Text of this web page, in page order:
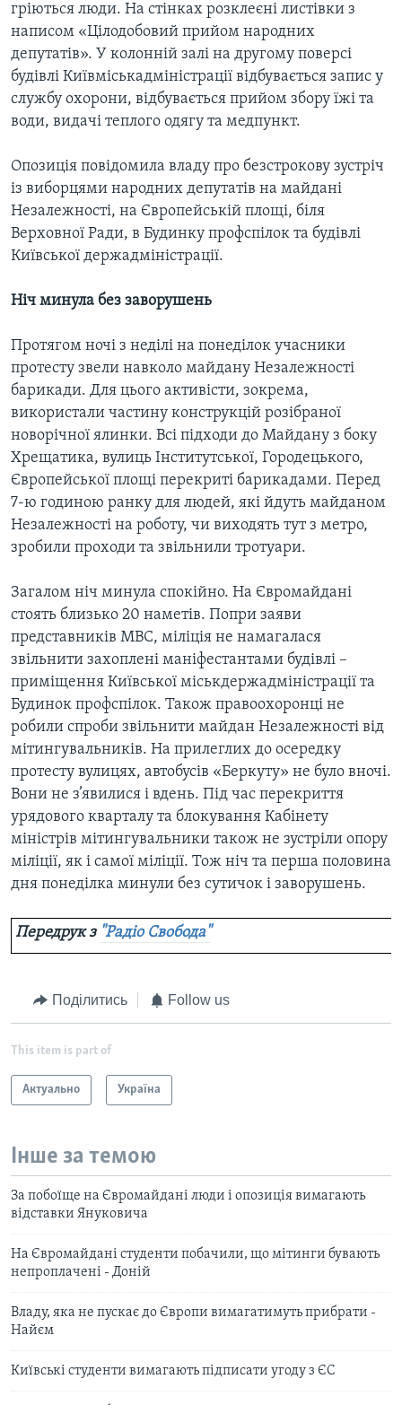
гріються люди. На стінках розклеєні листівки з
написом «Цілодобовий прийом народних
депутатів». У колонній залі на другому поверсі
будівлі Київміськадміністрації відбувається запис у
службу охорони, відбувається прийом збору їжі та
води, видачі теплого одягу та медпункт.
Опозиція повідомила владу про безстрокову зустріч
із виборцями народних депутатів на майдані
Незалежності, на Європейській площі, біля
Верховної Ради, в Будинку профспілок та будівлі
Київської держадміністрації.
Ніч минула без заворушень
Протягом ночі з неділі на понеділок учасники
протесту звели навколо майдану Незалежності
барикади. Для цього активісти, зокрема,
використали частину конструкцій розібраної
новорічної ялинки. Всі підходи до Майдану з боку
Хрещатика, вулиць Інститутської, Городецького,
Європейської площі перекриті барикадами. Перед
7-ю годиною ранку для людей, які йдуть майданом
Незалежності на роботу, чи виходять тут з метро,
зробили проходи та звільнили тротуари.
Загалом ніч минула спокійно. На Євромайдані
стоять близько 20 наметів. Попри заяви
представників МВС, міліція не намагалася
звільнити захоплені маніфестантами будівлі –
приміщення Київської міськдержадміністрації та
Будинок профспілок. Також правоохоронці не
робили спроби звільнити майдан Незалежності від
мітингувальників. На прилеглих до осередку
протесту вулицях, автобусів «Беркуту» не було вночі.
Вони не з’явилися і вдень. Під час перекриття
урядового кварталу та блокування Кабінету
міністрів мітингувальники також не зустріли опору
міліції, як і самої міліції. Тож ніч та перша половина
дня понеділка минули без сутичок і заворушень.
Передрук з "Радіо Свобода"
Поділитись Follow us
This item is part of
Актуально Україна
Інше за темою
За побоїще на Євромайдані люди і опозиція вимагають
відставки Януковича
На Євромайдані студенти побачили, що мітинги бувають
непроплачені - Доній
Владу, яка не пускає до Європи вимагатимуть прибрати -
Найєм
Київські студенти вимагають підписати угоду з ЄС